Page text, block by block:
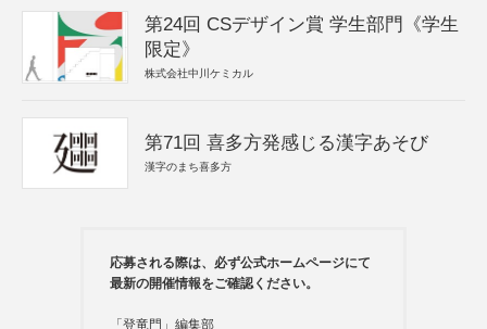
第24回 CSデザイン賞 学生部門《学生
限定》
株式会社中川ケミカル
第71回 喜多方発感じる漢字あそび
漢字のまち喜多方
応募される際は、必ず公式ホームページにて
最新の開催情報をご確認ください。
「登竜門」編集部